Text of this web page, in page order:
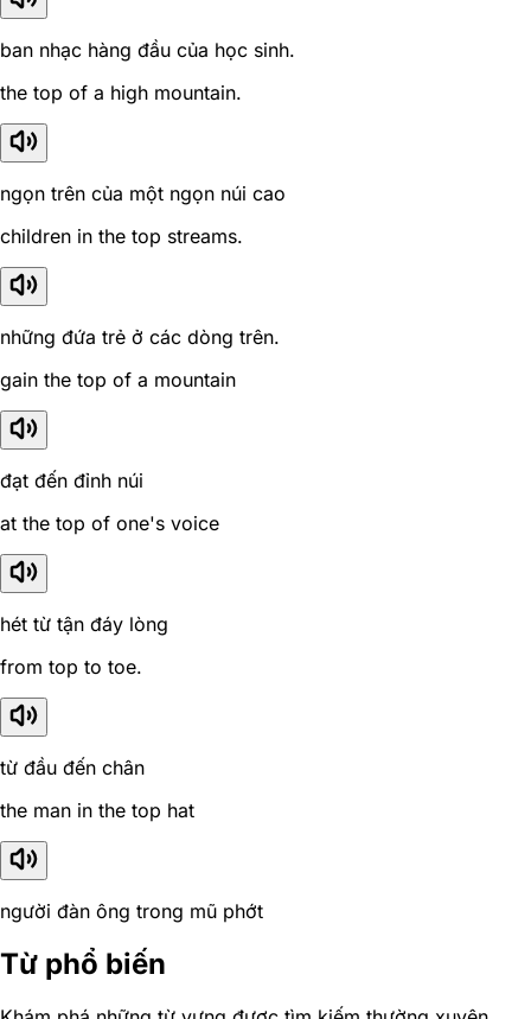
ban nhạc hàng đầu của học sinh.
the top of a high mountain.
ngọn trên của một ngọn núi cao
children in the top streams.
những đứa trẻ ở các dòng trên.
gain the top of a mountain
đạt đến đỉnh núi
at the top of one's voice
hét từ tận đáy lòng
from top to toe.
từ đầu đến chân
the man in the top hat
người đàn ông trong mũ phớt
Từ phổ biến